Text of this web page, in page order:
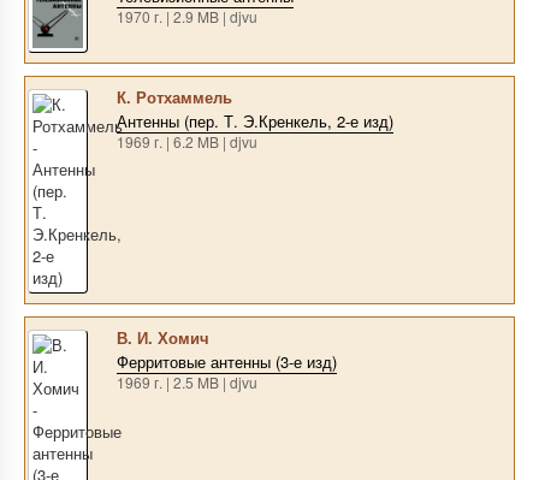
1970 г. | 2.9 MB | djvu
К. Ротхаммель
Антенны (пер. Т. Э.Кренкель, 2-е изд)
1969 г. | 6.2 MB | djvu
В. И. Хомич
Ферритовые антенны (3-е изд)
1969 г. | 2.5 MB | djvu